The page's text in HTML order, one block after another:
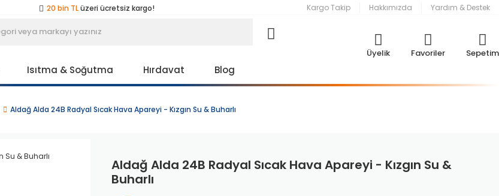
20 bin TLüzeri ücretsiz kargo!
Peşin fiyatına3 taksit
20 bin TLüzeri ücretsiz kargo!
40 bin TLüzeri özel teklif!
Kargo Takip Hakkımızda Yardım & Destek
Üyelik Favoriler Sepetim
Isıtma & Soğutma Hırdavat Blog
Aldağ Alda 24B Radyal Sıcak Hava Apareyi - Kızgın Su & Buharlı
Aldağ Alda 24B Radyal Sıcak Hava Apareyi - Kızgın Su &
Buharlı